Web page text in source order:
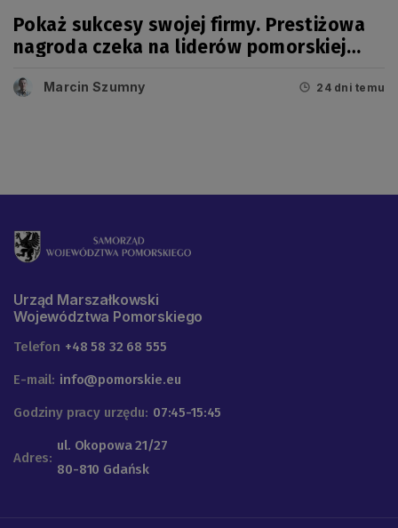
Pokaż sukcesy swojej firmy. Prestiżowa
nagroda czeka na liderów pomorskiej
Marcin Szumny 24 dni temu
Urząd Marszałkowski
Województwa Pomorskiego
Telefon +48 58 32 68 555
E-mail: info@pomorskie.eu
Godziny pracy urzędu: 07:45-15:45
Adres:
ul. Okopowa 21/27
80-810 Gdańsk